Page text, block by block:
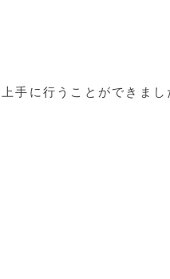
手に行うことができまし